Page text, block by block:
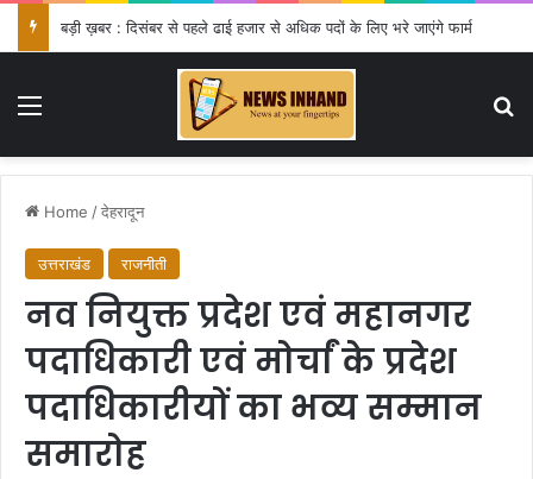
बड़ी ख़बर : दिसंबर से पहले ढाई हजार से अधिक पदों के लिए भरे जाएंगे फार्म
Menu
Home /देहरादून
उत्तराखंड राजनीती
नव नियुक्त प्रदेश एवं महानगर
पदाधिकारी एवं मोर्चां के प्रदेश
पदाधिकारीयों का भव्य सम्मान
समारोह